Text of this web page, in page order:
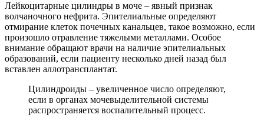
Лейкоцитарные цилиндры в моче – явный признак
волчаночного нефрита. Эпителиальные определяют
отмирание клеток почечных канальцев, такое возможно, если
произошло отравление тяжелыми металлами. Особое
внимание обращают врачи на наличие эпителиальных
образований, если пациенту несколько дней назад был
вставлен аллотрансплантат.
Цилиндроиды – увеличенное число определяют,
если в органах мочевыделительной системы
распространяется воспалительный процесс.